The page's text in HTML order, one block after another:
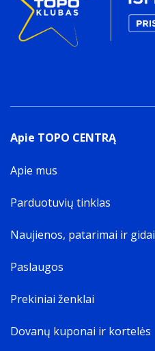
Savybės
Šalmo antveidis
Vėdinimas
Atsparus poveikiui
Lengvas
Sertifikavimas
EN 1078
Pakuotės turinys
Kiekis pakuotėje
1 vnt
Apie TOPO CENTRĄ
Apie mus
Parduotuvių tinklas
Naujienos, patarimai ir gidai
Paslaugos
Prekiniai ženklai
Dovanų kuponai ir kortelės